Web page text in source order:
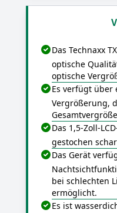
Das Technaxx
optische
optische
Es verfügt über
Vergrößerung,
Das 1,5-Zoll-
gestochen
Das Gerät
bei schlechten
ermöglicht.
Es ist